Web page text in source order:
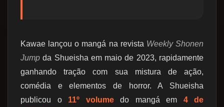
Kawae lançou o mangá na revista Weekly Shonen
Jump da Shueisha em maio de 2023, rapidamente
ganhando tração com sua mistura de ação,
comédia e elementos de horror. A Shueisha
publicou o 11º volumedo mangá em 4 de